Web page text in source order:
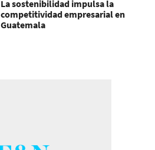
La sostenibilidad impulsa la
competitividad empresarial en
Guatemala